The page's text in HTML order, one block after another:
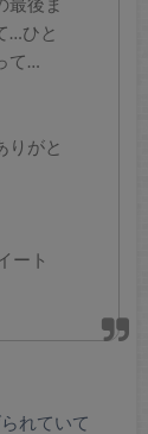
…ひと
て…
りがと
ート
れていて